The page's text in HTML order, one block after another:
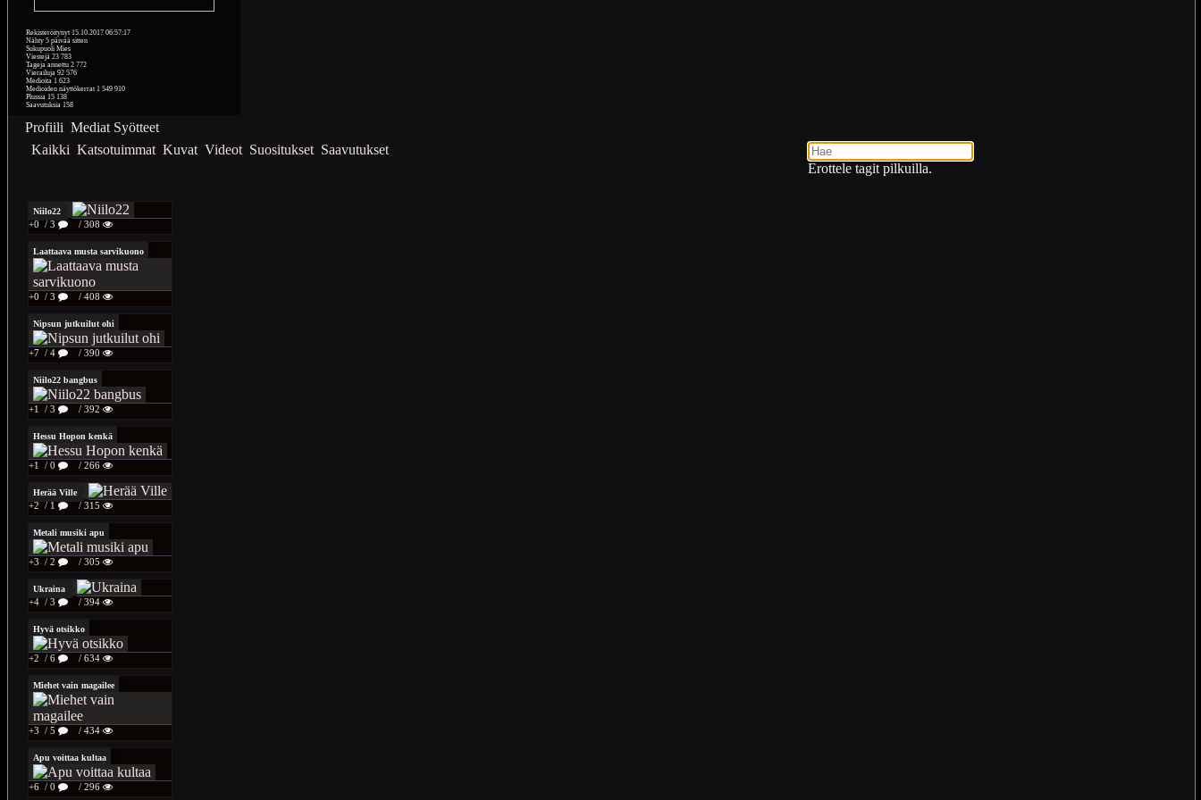
Rekisteröitynyt 15.10.2017 06:57:17
Nähty 5 päivää sitten
Sukupuoli Mies
Viestejä 23 783
Tageja annettu 2 772
Vierailuja 92 576
Medioita 1 623
Medioiden näyttökerrat 1 549 910
Plussia 15 138
Saavutuksia 158
Profiili Mediat Syötteet
Kaikki Katsotuimmat Kuvat Videot Suositukset Saavutukset
Erottele tagit pilkuilla.
Niilo22
+0 / 3 / 308
Laattaava musta sarvikuono
+0 / 3 / 408
Nipsun jutkuilut ohi
+7 / 4 / 390
Niilo22 bangbus
+1 / 3 / 392
Hessu Hopon kenkä
+1 / 0 / 266
Herää Ville
+2 / 1 / 315
Metali musiki apu
+3 / 2 / 305
Ukraina
+4 / 3 / 394
Hyvä otsikko
+2 / 6 / 634
Miehet vain magailee
+3 / 5 / 434
Apu voittaa kultaa
+6 / 0 / 296